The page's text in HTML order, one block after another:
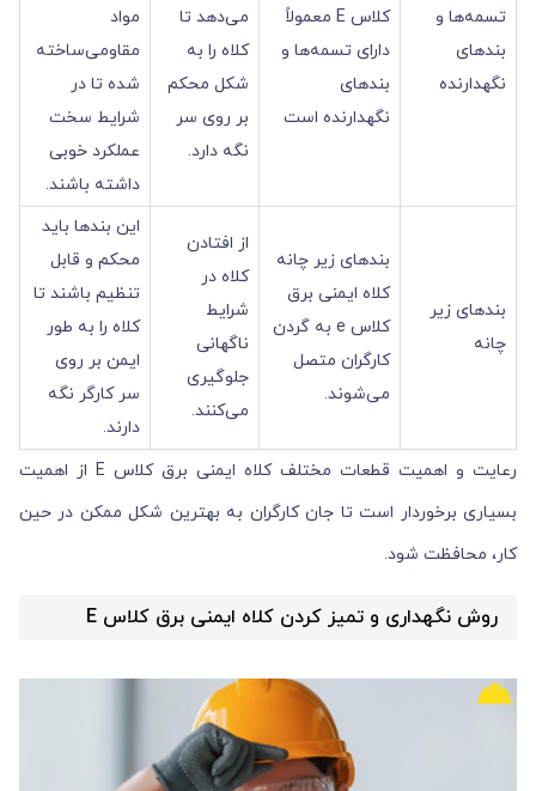
تسمه‌ها و
بندهای
نگهدارنده
کلاس E معمولاً
دارای تسمه‌ها و
بندهای
نگهدارنده است
می‌دهد تا
کلاه را به
شکل محکم
بر روی سر
نگه دارد.
مواد
مقاومی‌‌‌‌‌‌‌‌‌‌‌ساخته
شده تا در
شرایط سخت
عملکرد خوبی
داشته باشند.
بندهای زیر
چانه
بندهای زیر چانه
کلاه ایمنی برق
کلاس e به گردن
کارگران متصل
می‌شوند.
از افتادن
کلاه در
شرایط
ناگهانی
جلوگیری
می‌کنند.
این بندها باید
محکم و قابل
تنظیم باشند تا
کلاه را به طور
ایمن بر روی
سر کارگر نگه
دارند.
رعایت و اهمیت قطعات مختلف کلاه ایمنی برق کلاس E از اهمیت
بسیاری برخوردار است تا جان کارگران به بهترین شکل ممکن در حین
کار، محافظت شود.
روش نگهداری و تمیز کردن کلاه ایمنی برق کلاس E